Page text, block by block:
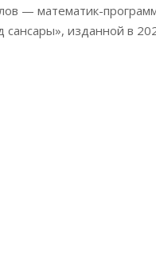
— математик-
сансары», изданной в